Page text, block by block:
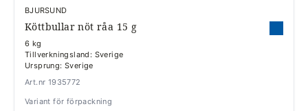
BJURSUND
Köttbullar nöt råa 15 g
6 kg
Tillverkningsland: Sverige
Ursprung: Sverige
Art.nr 1935772
Variant för förpackning